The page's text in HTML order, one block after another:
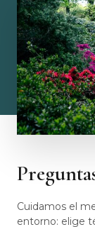
Cuidamos el
entorno: elige